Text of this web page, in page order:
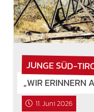
JUNGE SÜD-
„WIR ERINNERN
11. Juni 2026